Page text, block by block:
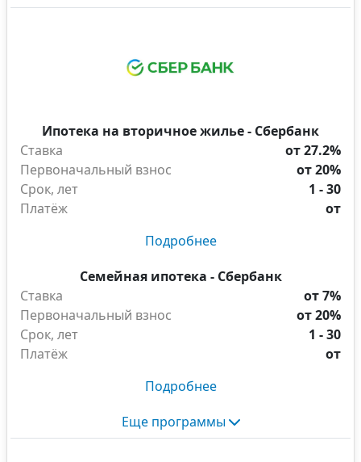
Ипотека на вторичное жилье - Сбербанк
Ставка
от 27.2%
Первоначальный взнос
от 20%
Срок, лет
1 - 30
Платёж
от
Подробнее
Семейная ипотека - Сбербанк
Ставка
от 7%
Первоначальный взнос
от 20%
Срок, лет
1 - 30
Платёж
от
Подробнее
Еще программы